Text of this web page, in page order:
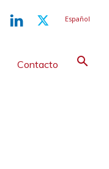
Español
Contacto